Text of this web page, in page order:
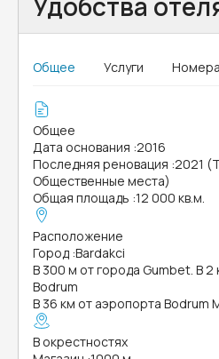
Общее Услуги Номера
Общее
Дата основания :2016
Последняя реновация :2021
Общественные места)
Общая площадь :12 000 кв.м.
Расположение
Город :Bardakci
В 300 м от города Gumbet. В 2
Bodrum
В 36 км от аэропорта Bodrum
В окрестностях